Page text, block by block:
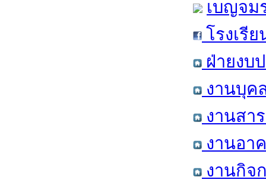
เบญจม
โรงเรี
ฝ่ายงบ
งานบุค
งานสา
งานอา
งานกิจ